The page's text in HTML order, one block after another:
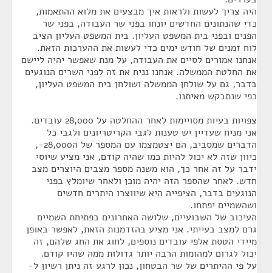
היה צריך לעשות ולראות איך מבצעים את מלוא ההתאמות,
כדי שהנתונים החדשים יונחו בפני שר העבודה, בפני שר
הפנים ובפני בית המשפט העליון. בית המשפט העליון הציב
לוח זמנים של חודש ימים כדי לעשות את ההערכות הזאת.
אנחנו אמורים לסיים את העבודה, על מנת שאפשר יהיה ליישם
את החלטת הממשלה. אנחנו נניח את זה לפני השרים הנוגעים
בדבר, גם על שולחן הממשלה ושולחן בית המשפט העליון,
כפי שנתבקש מאיתנו.
צפויות בעיות מסויימות לאחר ההחלטה על 28,000 עובדים.
אני מניח שעדיין יש טענות לגבי הקריטריונים ולגבי כל
הדברים שמסביב, הם יצטמצמו עם המספר של ה28,000-,
כיוון שזה לא יכול להיות כמו שהיה קודם, אני מציע שיוסי
ידבר על זה אחר כך, הוא משנה מספר מצבים היוצרים מצב
חדש. לאחר שהספר הזה יהיה מוכן ולאחר שיומלץ בפני
הנוגעים בדבר, הציפייה היא שיווצרו היתרים חדשים
ושהשמיים יפתחו.
העיכוב של השבועיים, שלושה האחרונים בפתיחת השמיים
גרם למצב בעייתי. אני מציע בהזדמנות הזאת, לאפשר באופן
מיידי הטסת אלפי עובדים נוספים, לחוג את החג שלהם, זה
יכול לגרום למהומות הרבה יותר גדולות ממה שהיו קודם.
על פי ההיתרים של שר הבטחון, נכון לרגע זה ניתן רשיון ל-